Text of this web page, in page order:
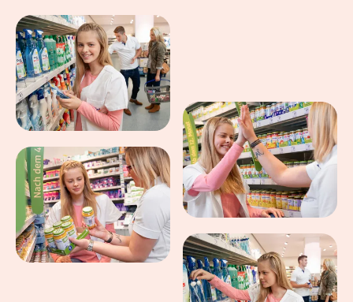
Eindrücke aus dem Arbeitsalltag